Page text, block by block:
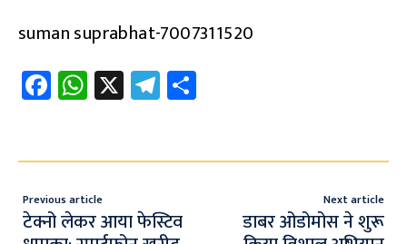
suman suprabhat-7007311520
Fa
ce
o
o
k
W
h
s
A
p
X Te
le
a
m
e
Previous article
टेक्नो लेकर आया फेस्टिव
Next article
डाबर ओडोमोस ने शुरू